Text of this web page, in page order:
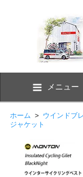
メニュー
ホーム > ウインドブ
ジャケット